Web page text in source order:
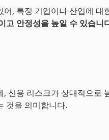
, 특정 기업이나 산업에 대
고 안정성을 높일 수 있습니
, 신용 리스크가 상대적으로
것을 의미합니다.